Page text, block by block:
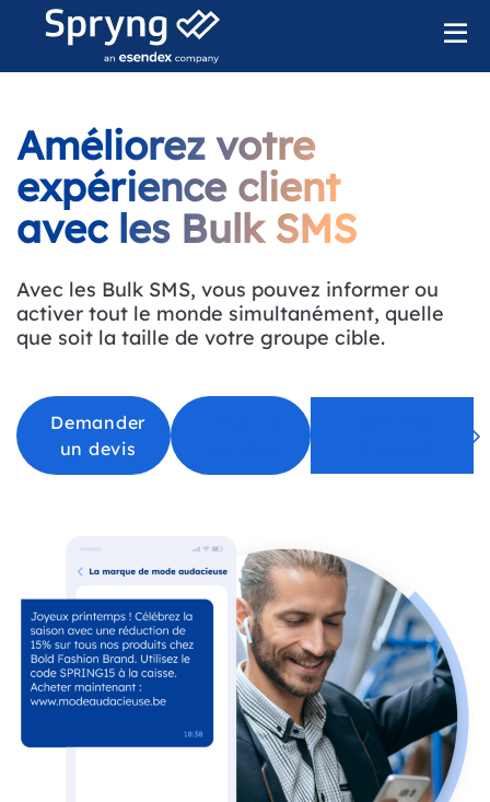
Améliorez votre
expérience client
avec les Bulk SMS
Avec les Bulk SMS, vous pouvez informer ou
activer tout le monde simultanément, quelle
que soit la taille de votre groupe cible.
Demander
un devis